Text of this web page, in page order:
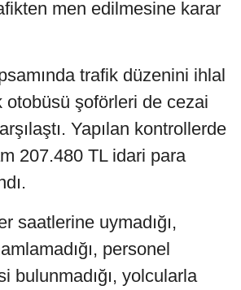
men edilmesine karar
trafik düzenini ihlal
otobüsü şoförleri de cezai
Yapılan kontrollerde
207.480 TL idari para
saatlerine uymadığı,
personel
bulunmadığı, yolcularla